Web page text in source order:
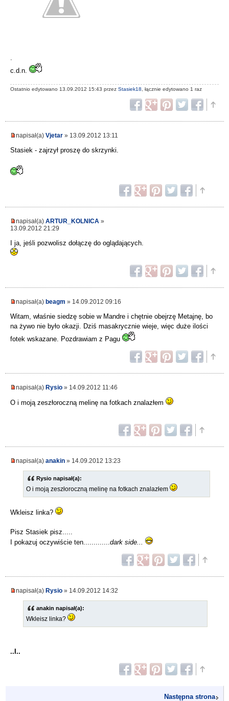
.
c.d.n.
Ostatnio edytowano 13.09.2012 15:43 przez Stasiek18 , łącznie edytowano 1 raz
napisał(a) Vjetar » 13.09.2012 13:11
Stasiek - zajrzył proszę do skrzynki.
napisał(a) ARTUR_KOLNICA »
13.09.2012 21:29
I ja, jeśli pozwolisz dołączę do oglądających.
napisał(a) beagm » 14.09.2012 09:16
Witam, właśnie siedzę sobie w Mandre i chętnie obejrzę Metajnę, bo
na żywo nie było okazji. Dziś masakrycznie wieje, więc duże ilości
fotek wskazane. Pozdrawiam z Pagu
napisał(a) Rysio » 14.09.2012 11:46
O i moją zeszłoroczną melinę na fotkach znalazłem
napisał(a) anakin » 14.09.2012 13:23
Rysio napisał(a):
O i moją zeszłoroczną melinę na fotkach znalazłem
Wkleisz linka?
Pisz Stasiek pisz.....
I pokazuj oczywiście ten............. dark side...
napisał(a) Rysio » 14.09.2012 14:32
anakin napisał(a):
Wkleisz linka?
..I..
Następna strona